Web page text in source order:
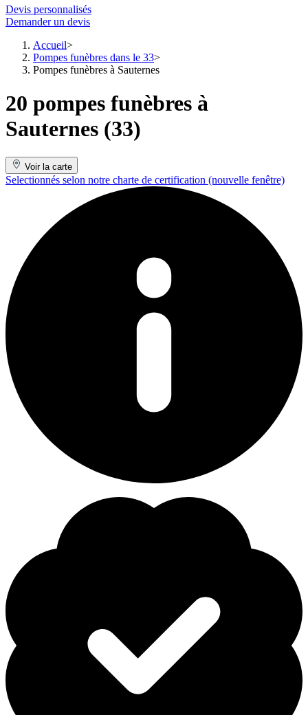
Devis personnalisés
Demander un devis
Accueil
Pompes funèbres dans le 33
Pompes funèbres à Sauternes
20 pompes funèbres à
Sauternes (33)
Voir la carte
Selectionnés selon notre charte de certification (nouvelle fenêtre)